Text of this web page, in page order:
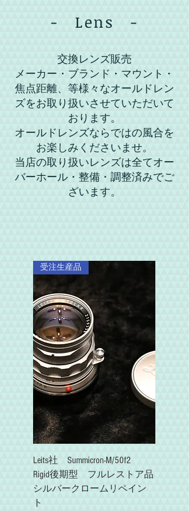
- Lens -
交換レンズ販売
メーカー・ブランド・マウント・
焦点距離、等様々なオールドレン
ズをお取り扱いさせていただいて
おります。
オールドレンズならではの風合を
お楽しみくださいませ。
​当店の取り扱いレンズは全てオー
バーホール・整備・調整済みでご
ざいます。
受注生産品
Leits社 Summicron-M/50f2
Rigid後期型 フルレストア品
シルバークロームリペイン
ト